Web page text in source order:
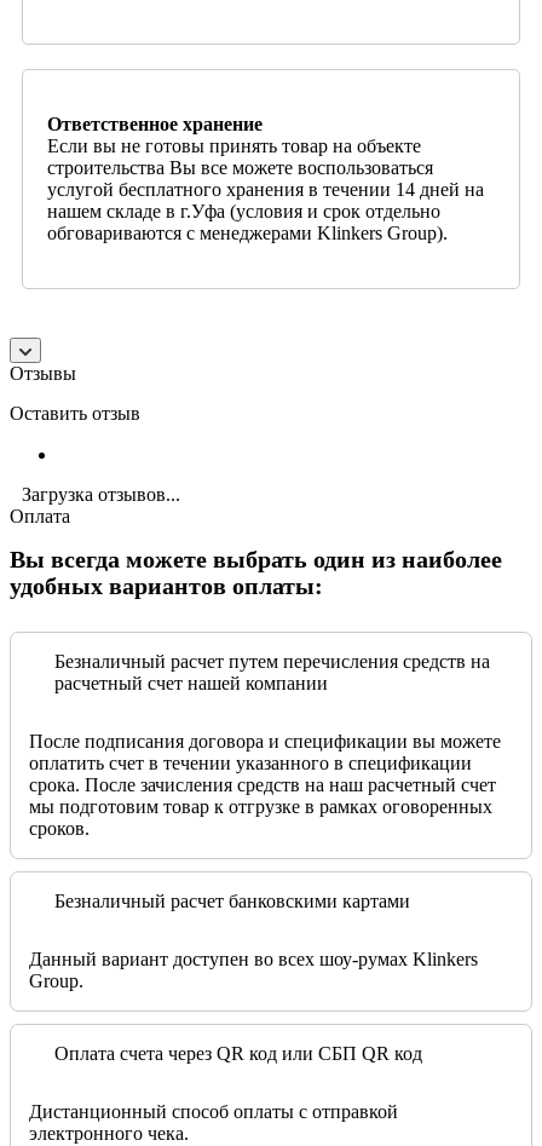
Ответственное хранение
Если вы не готовы принять товар на объекте
строительства Вы все можете воспользоваться
услугой бесплатного хранения в течении 14 дней на
нашем складе в г.Уфа (условия и срок отдельно
обговариваются с менеджерами Klinkers Group).
Отзывы
Оставить отзыв
Загрузка отзывов...
Оплата
Вы всегда можете выбрать один из наиболее
удобных вариантов оплаты:
Безналичный расчет путем перечисления средств на
расчетный счет нашей компании
После подписания договора и спецификации вы можете
оплатить счет в течении указанного в спецификации
срока. После зачисления средств на наш расчетный счет
мы подготовим товар к отгрузке в рамках оговоренных
сроков.
Безналичный расчет банковскими картами
Данный вариант доступен во всех шоу-румах Klinkers
Group.
Оплата счета через QR код или СБП QR код
Дистанционный способ оплаты с отправкой
электронного чека.